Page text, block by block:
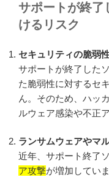
2025-26636
https://
https://
2025-48808
https://
https://
2025-49682
サポートが終了
けるリスク
セキュリティの脆弱
サポートが終了した
た脆弱性に対するセ
ん。そのため、ハッ
ルウェア感染や不正
ランサムウェアやマ
近年、サポート終了
ア攻撃が増加してい